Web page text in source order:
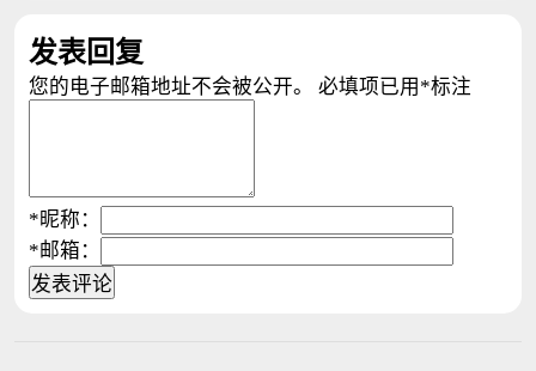
回车????
发表回复
您的电子邮箱地址不会被公开。 必填项已用 *标注
*昵称：
*邮箱：